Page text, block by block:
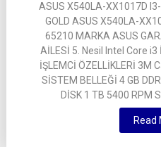
ASUS X540LA-XX1017D
GOLD ASUS X540LA-
65210 MARKA ASUS
AİLESİ 5. Nesil Intel Core i3
İŞLEMCİ ÖZELLİKLERİ 3M
SİSTEM BELLEĞİ 4 GB
DİSK 1 TB 5400 RPM
Read